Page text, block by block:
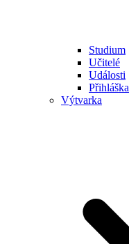
Studium
Učitelé
Události
Přihláška
Výtvarka